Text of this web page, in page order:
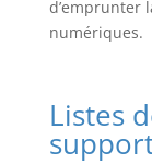
d’emprunter
numériques.
Listes